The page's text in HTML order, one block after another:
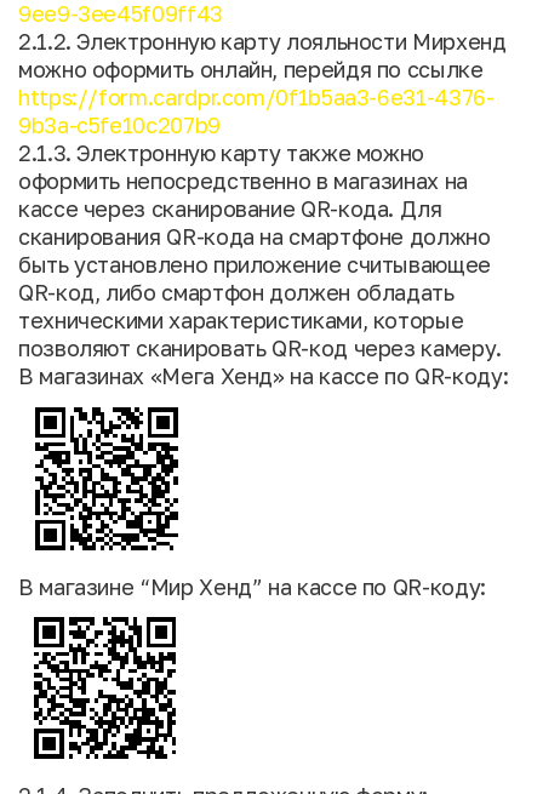
9ee9-3ee45f09ff43
2.1.2. Электронную карту лояльности Мирхенд
можно оформить онлайн, перейдя по ссылке
https://form.cardpr.com/0f1b5aa3-6e31-4376-
9b3a-c5fe10c207b9
2.1.3. Электронную карту также можно
оформить непосредственно в магазинах на
кассе через сканирование QR-кода. Для
сканирования QR-кода на смартфоне должно
быть установлено приложение считывающее
QR-код, либо смартфон должен обладать
техническими характеристиками, которые
позволяют сканировать QR-код через камеру.
В магазинах «Мега Хенд» на кассе по QR-коду:
В магазине “Мир Хенд” на кассе по QR-коду: